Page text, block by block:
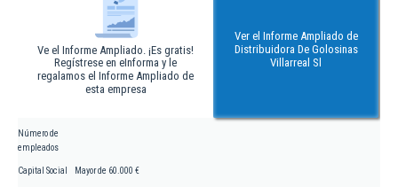
Ve el Informe Ampliado. ¡Es gratis!
Regístrese en eInforma y le
regalamos el Informe Ampliado de
esta empresa
Ver el Informe Ampliado de
Distribuidora De Golosinas
Villarreal Sl
Número de
empleados
Capital Social Mayor de 60.000 €